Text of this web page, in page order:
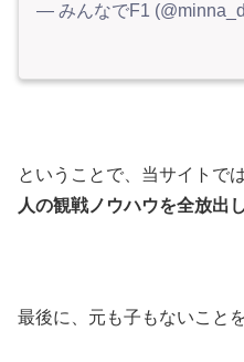
— みんなでF1
ということで、当サイトで
人の観戦ノウハウを全放出
最後に、元も子もないこと